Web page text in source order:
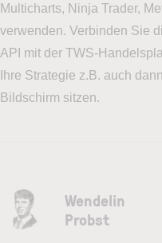
Multicharts, Ninja Trader,
verwenden. Verbinden Sie
API mit der TWS-
Ihre Strategie z.B. auch
Bildschirm sitzen.
Wendelin
Probst